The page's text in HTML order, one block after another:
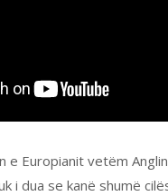
e Europianit vetëm
i dua se kanë shumë